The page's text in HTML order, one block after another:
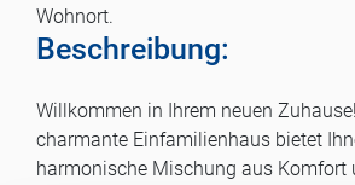
Wohnort.
Beschreibung:
Willkommen in Ihrem neuen
charmante Einfamilienhaus bietet
harmonische Mischung aus Komfort